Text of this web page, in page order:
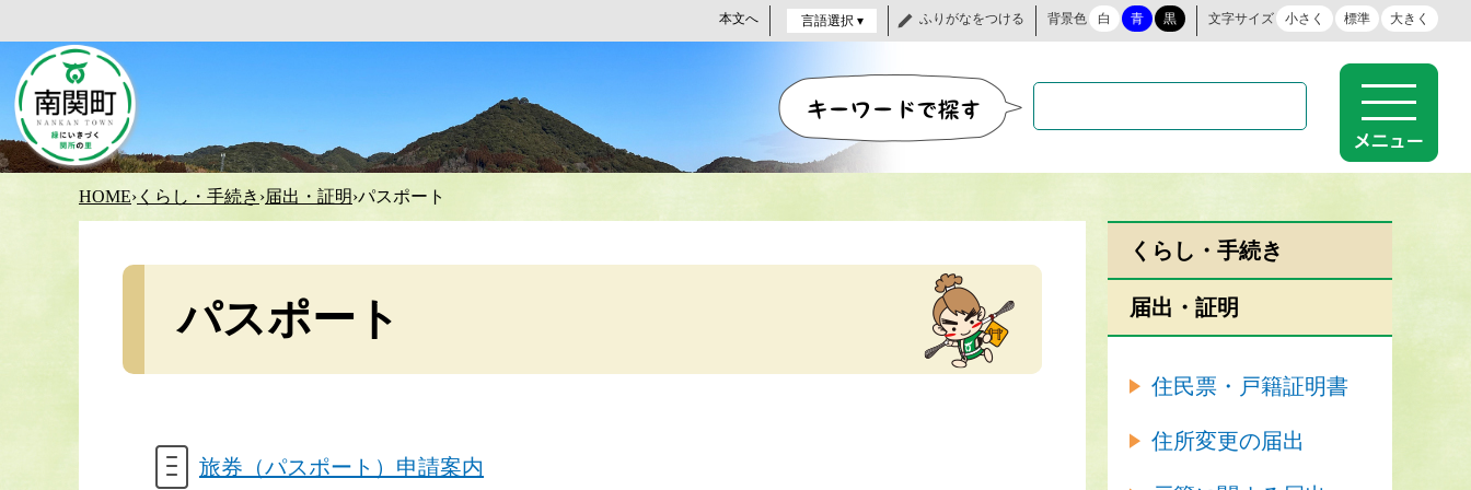
本文へ 言語選択 ▾ ふりがなをつける 背景色 白 青 黒 文字サイズ 小さく 標準 大きく
HOME› くらし・手続き ›届出・証明›パスポート
パスポート
旅券（パスポート）申請案内
くらし・手続き
届出・証明
住民票・戸籍証明書
住所変更の届出